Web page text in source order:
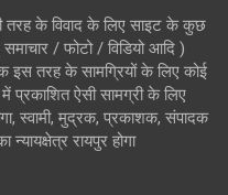
तरह के विवाद के लिए साइट के कुछ
समाचार / फोटो / विडियो आदि )
इस तरह के सामग्रियों के लिए कोई
प्रकाशित ऐसी सामग्री के लिए
स्वामी, मुद्रक, प्रकाशक, संपादक
न्यायक्षेत्र रायपुर होगा